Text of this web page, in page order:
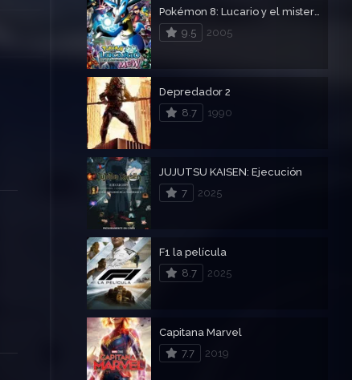
9.5
2005
Depredador 2
8.7
1990
JUJUTSU KAISEN: Ejecución
7
2025
F1 la película
8.7
2025
Capitana Marvel
7.7
2019